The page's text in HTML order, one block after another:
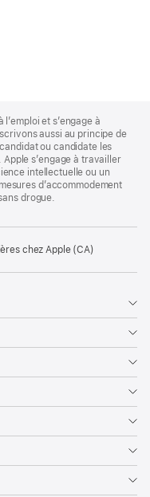
et s’engage à
aussi au principe de
ou candidate les
Apple s’engage à travailler
intellectuelle ou un
d’accommodement
drogue.
chez Apple (CA)